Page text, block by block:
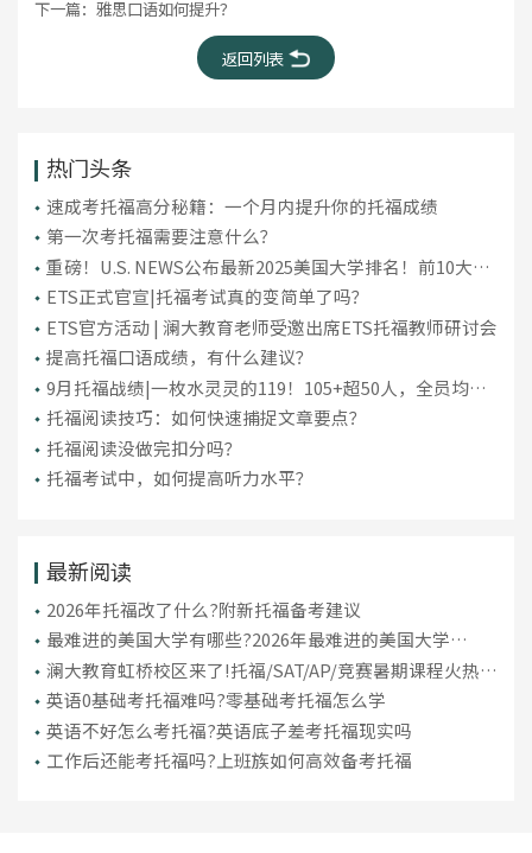
下一篇： 雅思口语如何提升？
返回列表
热门头条
​速成考托福高分秘籍：一个月内提升你的托福成绩
第一次考托福需要注意什么？
重磅！U.S. NEWS公布最新2025美国大学排名！前10大洗
牌，纽大重回TOP30！
ETS正式官宣|托福考试真的变简单了吗？
ETS官方活动 | 澜大教育老师受邀出席ETS托福教师研讨会
提高托福口语成绩，有什么建议？
9月托福战绩|一枚水灵灵的119！105+超50人，全员均分
破百！
托福阅读技巧：如何快速捕捉文章要点？
托福阅读没做完扣分吗？
托福考试中，如何提高听力水平？
最新阅读
2026年托福改了什么?附新托福备考建议
最难进的美国大学有哪些?2026年最难进的美国大学
Top10名单
澜大教育虹桥校区来了!托福/SAT/AP/竞赛暑期课程火热招
生中
英语0基础考托福难吗?零基础考托福怎么学
英语不好怎么考托福?英语底子差考托福现实吗
工作后还能考托福吗?上班族如何高效备考托福